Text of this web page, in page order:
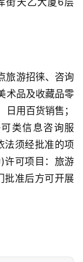
旅游招徕、咨询
术品及收藏品零
用百货销售；
类信息咨询服
法须经批准的项
许可项目：旅游
批准后方可开展